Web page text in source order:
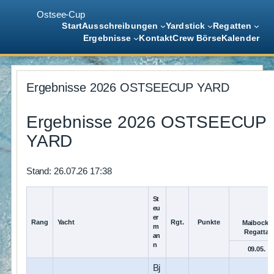
Zum
Inhalt
springen
Ostsee-Cup
StartAusschreibungen Yardstick
Regatten
Ergebnisse
KontaktCrew BörseKalender
Ergebnisse 2026 OSTSEECUP YARD
Ergebnisse 2026 OSTSEECUP
YARD
Stand: 26.07.26 17:38
Rang Yacht
St
eu
er
m
an
n
Rgt. Punkte
Maibock-
Regatta
09.05.
Bj